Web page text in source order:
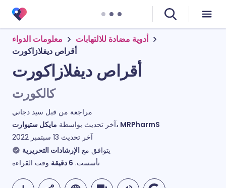
معلومات الدواء
أدوية مضادة للالتهابات
أقراص ديفلازاكورت
أقراص ديفلازاكورت
كالكورت
مراجعة من قبل سيد دجاني
آخر تحديث بواسطةمايكل ستيوارت، MRPharmS
آخر تحديث 13 سبتمبر 2022
يتوافق مع الإرشادات التحريرية
تأسست. 6 دقيقة وقت القراءة